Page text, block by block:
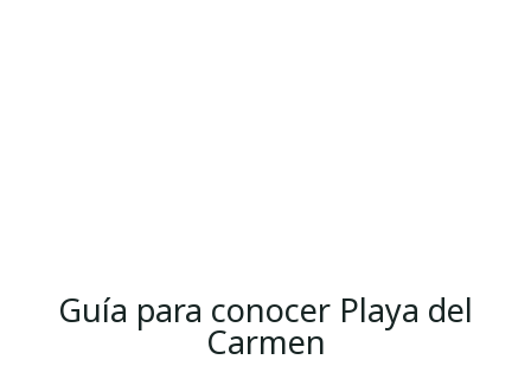
Guía para conocer Playa del
Carmen